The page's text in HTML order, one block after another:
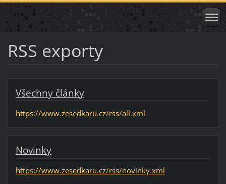
RSS exporty
Všechny články
https://www.zesedkaru.cz/rss/all.xml
Novinky
https://www.zesedkaru.cz/rss/novinky.xml